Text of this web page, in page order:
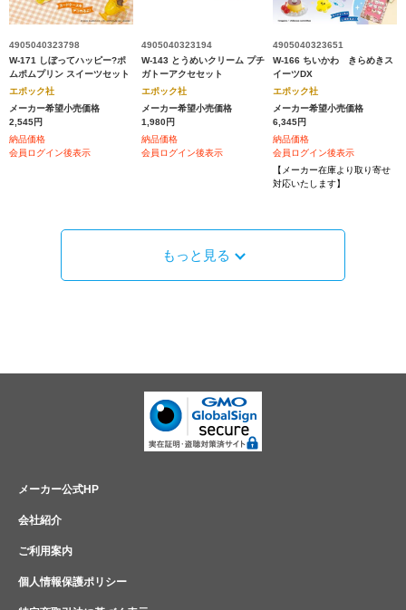
4905040323798
W-171 しぼってハッピー?ポ
ムポムプリン スイーツセット
エポック社
メーカー希望小売価格
2,545円
納品価格
会員ログイン後表示
4905040323194
W-143 とうめいクリーム プチ
ガトーアクセセット
エポック社
メーカー希望小売価格
1,980円
納品価格
会員ログイン後表示
4905040323651
W-166 ちいかわ きらめきス
イーツDX
エポック社
メーカー希望小売価格
6,345円
納品価格
会員ログイン後表示
【メーカー在庫より取り寄せ
対応いたします】
もっと見る
メーカー公式HP
会社紹介
ご利用案内
個人情報保護ポリシー